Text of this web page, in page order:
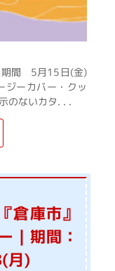
間 5月15日(金)
ーカバー・クッ
のないカタ. . .
倉庫市』
｜期間：
月)